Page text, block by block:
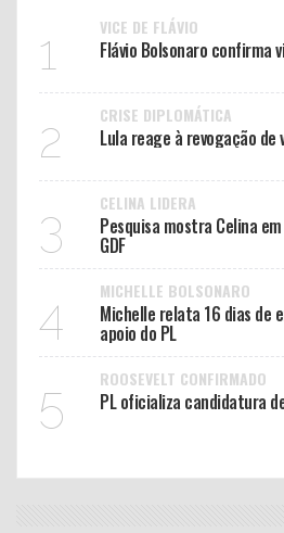
1 VICE DE FLÁVIO
Flávio Bolsonaro confirma
2 CRISE DIPLOMÁTICA
Lula reage à revogação
3 CELINA LIDERA
Pesquisa mostra Celina
GDF
4 MICHELLE BOLSONARO
Michelle relata 16 dias de
apoio do PL
5 ROOSEVELT CONFIRMADO
PL oficializa candidatura